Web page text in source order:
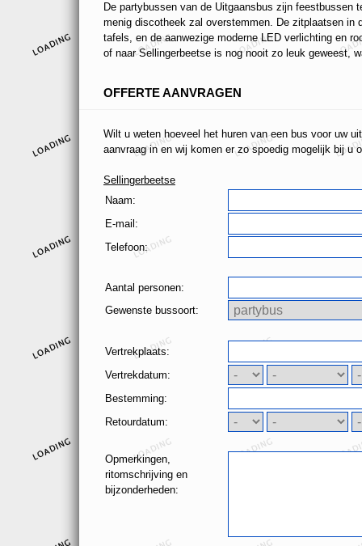
De partybussen van de Uitgaansbus zijn feestbussen
menig discotheek zal overstemmen. De zitplaatsen
tafels, en de aanwezige moderne LED verlichting en
of naar Sellingerbeetse is nog nooit zo leuk geweest,
OFFERTE AANVRAGEN
Wilt u weten hoeveel het huren van een bus voor uw
aanvraag in en wij komen er zo spoedig mogelijk bij u
Sellingerbeetse
Naam:
E-mail:
Telefoon:
Aantal personen:
Gewenste bussoort:
Vertrekplaats:
Vertrekdatum:
Bestemming:
Retourdatum:
Opmerkingen,
ritomschrijving en
bijzonderheden: